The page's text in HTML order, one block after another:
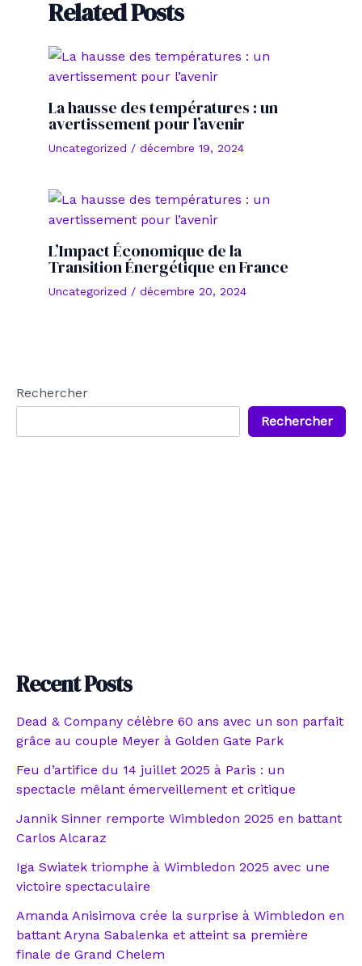
Related Posts
La hausse des températures : un
avertissement pour l’avenir
Uncategorized / décembre 19, 2024
L’Impact Économique de la
Transition Énergétique en France
Uncategorized / décembre 20, 2024
Rechercher
Rechercher
Recent Posts
Dead & Company célèbre 60 ans avec un son parfait
grâce au couple Meyer à Golden Gate Park
Feu d’artifice du 14 juillet 2025 à Paris : un
spectacle mêlant émerveillement et critique
Jannik Sinner remporte Wimbledon 2025 en battant
Carlos Alcaraz
Iga Swiatek triomphe à Wimbledon 2025 avec une
victoire spectaculaire
Amanda Anisimova crée la surprise à Wimbledon en
battant Aryna Sabalenka et atteint sa première
finale de Grand Chelem